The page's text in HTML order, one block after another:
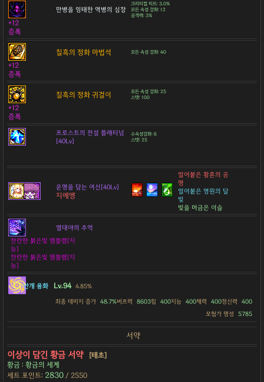
만병을 잉태한 역병의 심장
크리티컬 히트: 3.0%
모든 속성 강화: 12
공격력: 3%
+12
증폭
칠흑의 정화 마법석 모든 속성 강화: 40
+12
증폭
칠흑의 정화 귀걸이
모든 속성 강화: 25
스탯: 100
+12
증폭
프로스트의 전설 플래티넘
[40Lv]
수속성강화: 6
스탯: 25
운명을 담는 여신[40Lv]
지에엥
얼어붙은 황혼의 공
명
얼어붙은 영원의 달
빛
빛을 머금은 이슬
열대야의 추억
찬란한 붉은빛 엠블렘[지
능]
찬란한 붉은빛 엠블렘[지
능]
안개 융화 Lv.94 4.85%
최종 데미지 증가 48.7%버프력 8603힘 400지능 400체력 400정신력
400
모험가 명성
5785
서약
이상이 담긴 황금 서약
[태초]
황금 : 황금의 세계
세트 포인트: 2830 / 2550